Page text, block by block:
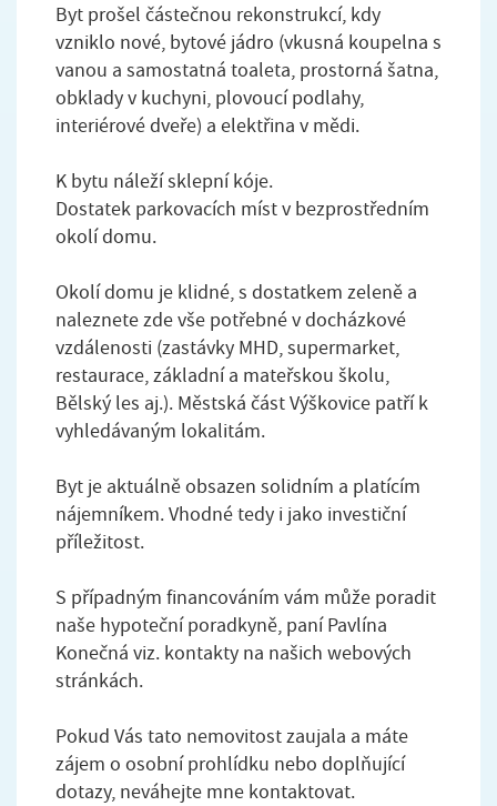
Byt prošel částečnou rekonstrukcí, kdy
vzniklo nové, bytové jádro (vkusná koupelna s
vanou a samostatná toaleta, prostorná šatna,
obklady v kuchyni, plovoucí podlahy,
interiérové dveře) a elektřina v mědi.
K bytu náleží sklepní kóje.
Dostatek parkovacích míst v bezprostředním
okolí domu.
Okolí domu je klidné, s dostatkem zeleně a
naleznete zde vše potřebné v docházkové
vzdálenosti (zastávky MHD, supermarket,
restaurace, základní a mateřskou školu,
Bělský les aj.). Městská část Výškovice patří k
vyhledávaným lokalitám.
Byt je aktuálně obsazen solidním a platícím
nájemníkem. Vhodné tedy i jako investiční
příležitost.
S případným financováním vám může poradit
naše hypoteční poradkyně, paní Pavlína
Konečná viz. kontakty na našich webových
stránkách.
Pokud Vás tato nemovitost zaujala a máte
zájem o osobní prohlídku nebo doplňující
dotazy, neváhejte mne kontaktovat.